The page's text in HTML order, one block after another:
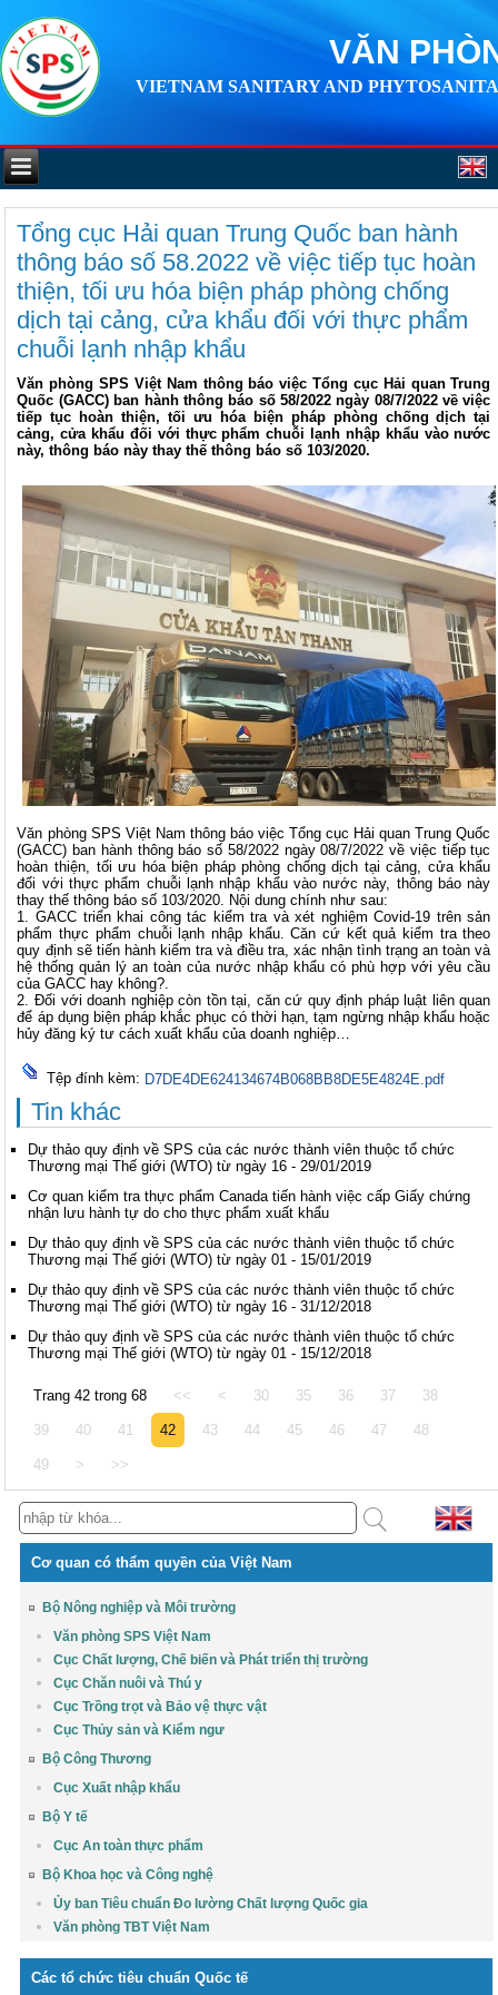
VĂN
VIETNAM SANITARY AND
Tổng cục Hải quan Trung Quốc ban hành
thông báo số 58.2022 về việc tiếp tục hoàn
thiện, tối ưu hóa biện pháp phòng chống
dịch tại cảng, cửa khẩu đối với thực phẩm
chuỗi lạnh nhập khẩu
Văn phòng SPS Việt Nam thông báo việc Tổng cục Hải quan Trung
Quốc (GACC) ban hành thông báo số 58/2022 ngày 08/7/2022 về việc
tiếp tục hoàn thiện, tối ưu hóa biện pháp phòng chống dịch tại
cảng, cửa khẩu đối với thực phẩm chuỗi lạnh nhập khẩu vào nước
này, thông báo này thay thế thông báo số 103/2020.
Văn phòng SPS Việt Nam thông báo việc Tổng cục Hải quan Trung Quốc
(GACC) ban hành thông báo số 58/2022 ngày 08/7/2022 về việc tiếp tục
hoàn thiện, tối ưu hóa biện pháp phòng chống dịch tại cảng, cửa khẩu
đối với thực phẩm chuỗi lạnh nhập khẩu vào nước này, thông báo này
thay thế thông báo số 103/2020. Nội dung chính như sau:
1. GACC triển khai công tác kiểm tra và xét nghiệm Covid-19 trên sản
phẩm thực phẩm chuỗi lạnh nhập khẩu. Căn cứ kết quả kiểm tra theo
quy định sẽ tiến hành kiểm tra và điều tra, xác nhận tình trạng an toàn và
hệ thống quản lý an toàn của nước nhập khẩu có phù hợp với yêu cầu
của GACC hay không?.
2. Đối với doanh nghiệp còn tồn tại, căn cứ quy định pháp luật liên quan
để áp dụng biện pháp khắc phục có thời hạn, tạm ngừng nhập khẩu hoặc
hủy đăng ký tư cách xuất khẩu của doanh nghiệp…
Tệp đính kèm: D7DE4DE624134674B068BB8DE5E4824E.pdf
Tin khác
Dự thảo quy định về SPS của các nước thành viên thuộc tổ chức
Thương mại Thế giới (WTO) từ ngày 16 - 29/01/2019
Cơ quan kiểm tra thực phẩm Canada tiến hành việc cấp Giấy chứng
nhận lưu hành tự do cho thực phẩm xuất khẩu
Dự thảo quy định về SPS của các nước thành viên thuộc tổ chức
Thương mại Thế giới (WTO) từ ngày 01 - 15/01/2019
Dự thảo quy định về SPS của các nước thành viên thuộc tổ chức
Thương mại Thế giới (WTO) từ ngày 16 - 31/12/2018
Dự thảo quy định về SPS của các nước thành viên thuộc tổ chức
Thương mại Thế giới (WTO) từ ngày 01 - 15/12/2018
Trang 42 trong 68 << < 30 35 36 37 38
39 40 41 42 43 44 45 46 47 48
49 > >>
Cơ quan có thẩm quyền của Việt Nam
Bộ Nông nghiệp và Môi trường
Văn phòng SPS Việt Nam
Cục Chất lượng, Chế biến và Phát triển thị trường
Cục Chăn nuôi và Thú y
Cục Trồng trọt và Bảo vệ thực vật
Cục Thủy sản và Kiểm ngư
Bộ Công Thương
Cục Xuất nhập khẩu
Bộ Y tế
Cục An toàn thực phẩm
Bộ Khoa học và Công nghệ
Ủy ban Tiêu chuẩn Đo lường Chất lượng Quốc gia
Văn phòng TBT Việt Nam
Các tổ chức tiêu chuẩn Quốc tế